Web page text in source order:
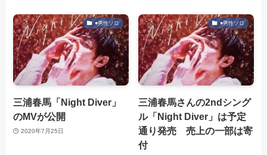
●男性ソロ
三浦春馬「Night Diver」
のMVが公開
2020年7月25日
●男性ソロ
三浦春馬さんの2ndシング
ル「Night Diver」は予定
通り発売 売上の一部は寄
付